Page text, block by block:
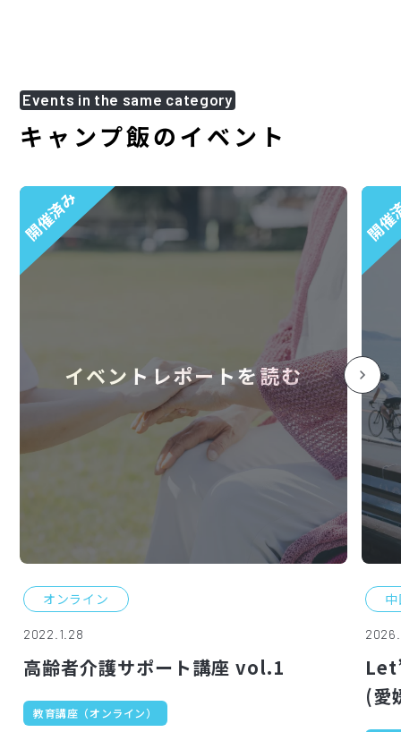
Events in the same category
キャンプ飯のイベント
開催済み
イベントレポートを読む
オンライン
2022.1.28
高齢者介護サポート講座 vol.1
教育講座（オンライン）
開
(愛